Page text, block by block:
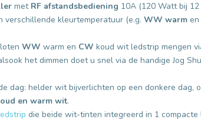
met RF afstandsbediening 10A (120 Watt bij
kleurtemperatuur (e.g. WW warm en
WW warm en CW koud wit ledstrip mengen
het dimmen doet u snel via de handige Jog
dag: helder wit bijverlichten op een donkere dag,
en warm wit.
die beide wit-tinten integreerd in 1 compacte